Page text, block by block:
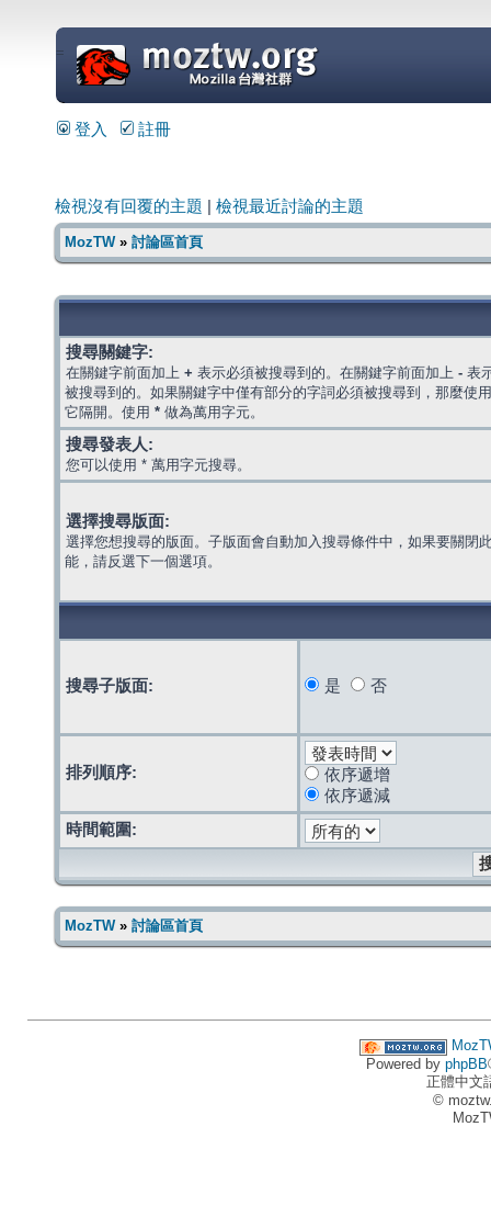
=
登入 註冊
檢視沒有回覆的主題 檢視最近討論的主題
MozTW» 討論區首頁
搜尋關鍵字:
在關鍵字前面加上 + 表示必須被搜尋到的。在關鍵字前面加上 - 表
被搜尋到的。如果關鍵字中僅有部分的字詞必須被搜尋到，那麼使
它隔開。使用 * 做為萬用字元。
搜尋發表人:
您可以使用 * 萬用字元搜尋。
選擇搜尋版面:
選擇您想搜尋的版面。子版面會自動加入搜尋條件中，如果要關閉
能，請反選下一個選項。
搜尋子版面: 是 否
排列順序:
依序遞增
依序遞減
時間範圍:
MozTW» 討論區首頁
Powered by phpBB
正體中文
©